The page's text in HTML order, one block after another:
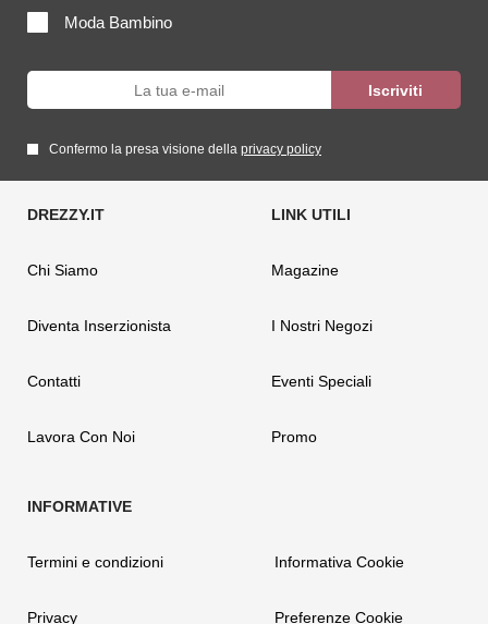
Moda Bambino
Confermo la presa visione della privacy policy
Chi Siamo
Diventa Inserzionista
Contatti
Lavora Con Noi
Magazine
I Nostri Negozi
Eventi Speciali
Promo
Termini e condizioni
Privacy
Informativa Cookie
Preferenze Cookie